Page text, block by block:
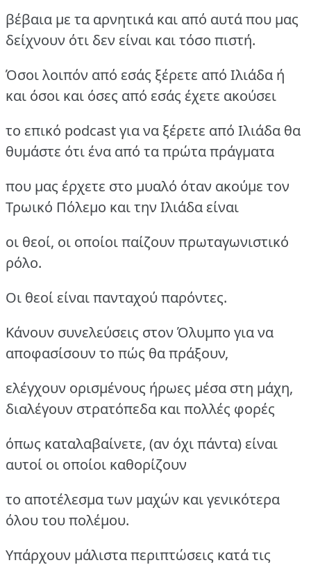
βέβαια με τα αρνητικά και από αυτά που μας
δείχνουν ότι δεν είναι και τόσο πιστή.
Όσοι λοιπόν από εσάς ξέρετε από Ιλιάδα ή
και όσοι και όσες από εσάς έχετε ακούσει
το επικό podcast για να ξέρετε από Ιλιάδα θα
θυμάστε ότι ένα από τα πρώτα πράγματα
που μας έρχετε στο μυαλό όταν ακούμε τον
Τρωικό Πόλεμο και την Ιλιάδα είναι
οι θεοί, οι οποίοι παίζουν πρωταγωνιστικό
ρόλο.
Οι θεοί είναι πανταχού παρόντες.
Κάνουν συνελεύσεις στον Όλυμπο για να
αποφασίσουν το πώς θα πράξουν,
ελέγχουν ορισμένους ήρωες μέσα στη μάχη,
διαλέγουν στρατόπεδα και πολλές φορές
όπως καταλαβαίνετε, (αν όχι πάντα) είναι
αυτοί οι οποίοι καθορίζουν
το αποτέλεσμα των μαχών και γενικότερα
όλου του πολέμου.
Υπάρχουν μάλιστα περιπτώσεις κατά τις